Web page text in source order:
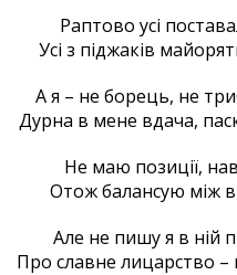
Раптово усі
Усі з піджаків
А я – не борець, не
Дурна в мене вдача,
Не маю позиції,
Отож балансую між
Але не пишу я в ній
Про славне лицарство –